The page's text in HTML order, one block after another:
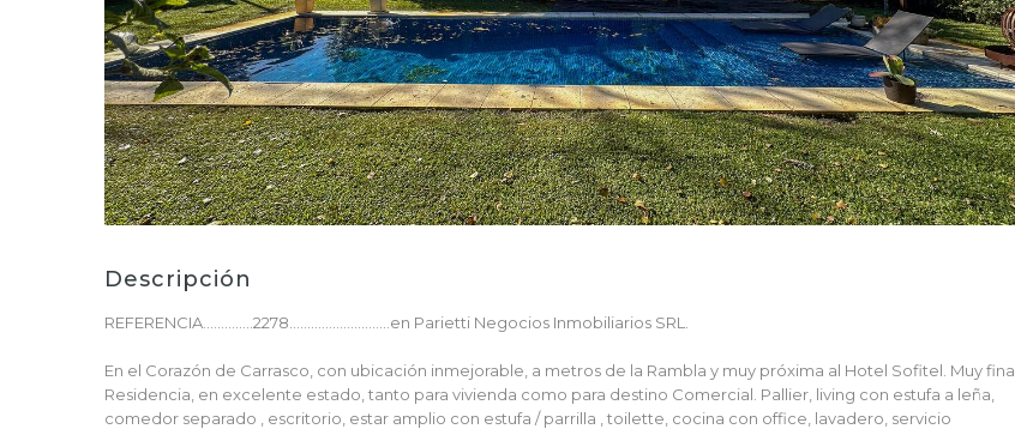
Descripción
REFERENCIA..............2278............................en Parietti Negocios Inmobiliarios SRL.
En el Corazón de Carrasco, con ubicación inmejorable, a metros de la Rambla y muy próxima al Hotel Sofitel. Muy fina
Residencia, en excelente estado, tanto para vivienda como para destino Comercial. Pallier, living con estufa a leña,
comedor separado , escritorio, estar amplio con estufa / parrilla , toilette, cocina con office, lavadero, servicio